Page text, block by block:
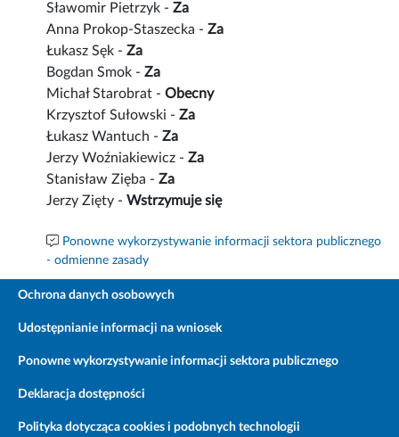
Sławomir Pietrzyk -Za
Anna Prokop-Staszecka -Za
Łukasz Sęk -Za
Bogdan Smok -Za
Michał Starobrat -Obecny
Krzysztof Sułowski -Za
Łukasz Wantuch -Za
Jerzy Woźniakiewicz -Za
Stanisław Zięba -Za
Jerzy Zięty -Wstrzymuje się
Ponowne wykorzystywanie informacji sektora publicznego
- odmienne zasady
Ochrona danych osobowych
Udostępnianie informacji na wniosek
Ponowne wykorzystywanie informacji sektora publicznego
Deklaracja dostępności
Polityka dotycząca cookies i podobnych technologii